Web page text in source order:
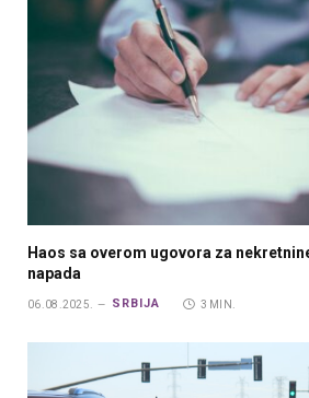
Haos sa overom ugovora za
napada
06.08.2025. SRBIJA 3 MIN.